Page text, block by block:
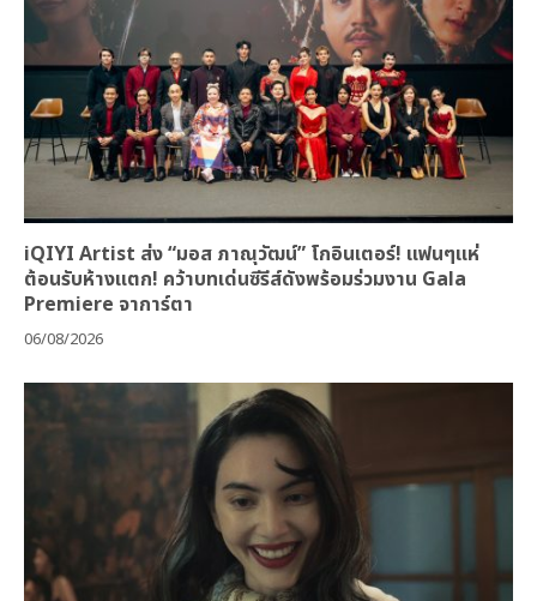
iQIYI Artist ส่ง “มอส ภาณุวัฒน์” โกอินเตอร์! แฟนๆแห่
ต้อนรับห้างแตก! คว้าบทเด่นซีรีส์ดังพร้อมร่วมงาน Gala
Premiere จาการ์ตา
06/08/2026